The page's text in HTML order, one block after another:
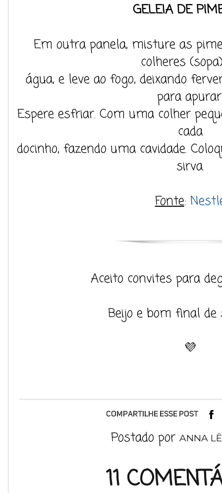
GELEIA DE
Em outra panela, misture as
colheres
água, e leve ao fogo, deixando
para
Espere esfriar. Com uma colher
cada
docinho, fazendo uma cavidade.
sirva.
Fonte:
Aceito convites para
Beijo e bom final
💜
Postado por ANNA LÊ
11